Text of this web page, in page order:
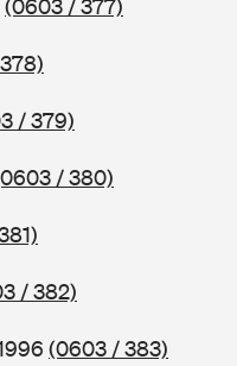
(0603 / 377)
/ 379)
/ 380)
/ 382)
(0603 / 383)